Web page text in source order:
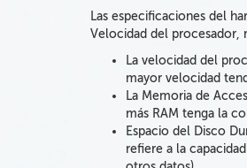
Las especificaciones del
Velocidad del procesador,
La velocidad del
mayor velocidad
La Memoria de
más RAM tenga la
Espacio del Disco
refiere a la